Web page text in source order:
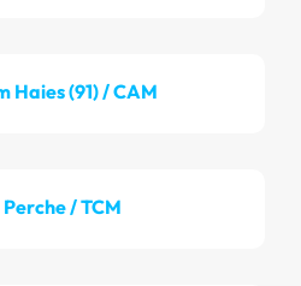
Haies (91) / CAM
Perche / TCM